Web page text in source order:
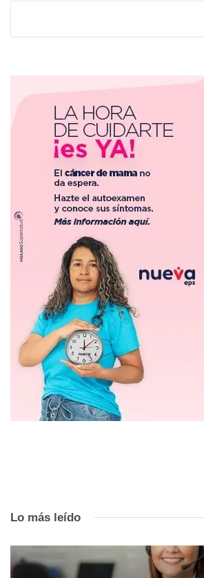
Lo más leído